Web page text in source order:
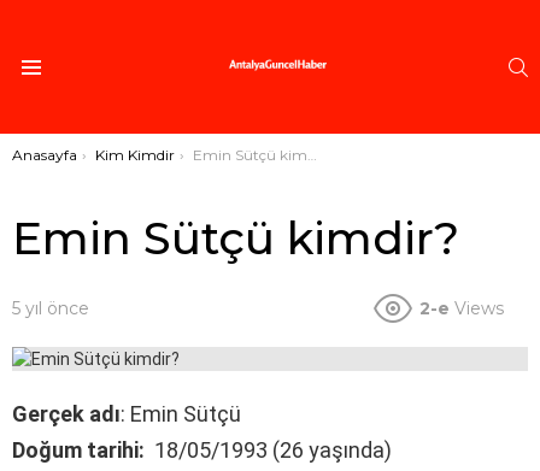
Buradasınız:
Anasayfa Kim Kimdir Emin Sütçü kimdir?
Emin Sütçü kimdir?
5 yıl önce 2-e Views
Gerçek adı: Emin Sütçü
Doğum tarihi: 18/05/1993 (26 yaşında)